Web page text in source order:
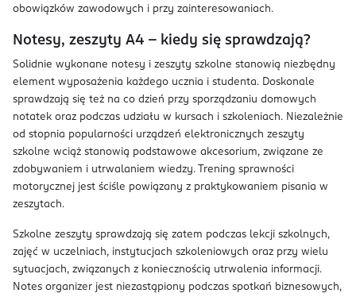
obowiązków zawodowych i przy zainteresowaniach.
Notesy, zeszyty A4 – kiedy się sprawdzają?
Solidnie wykonane notesy i zeszyty szkolne stanowią niezbędny
element wyposażenia każdego ucznia i studenta. Doskonale
sprawdzają się też na co dzień przy sporządzaniu domowych
notatek oraz podczas udziału w kursach i szkoleniach. Niezależnie
od stopnia popularności urządzeń elektronicznych zeszyty
szkolne wciąż stanowią podstawowe akcesorium, związane ze
zdobywaniem i utrwalaniem wiedzy. Trening sprawności
motorycznej jest ściśle powiązany z praktykowaniem pisania w
zeszytach.
Szkolne zeszyty sprawdzają się zatem podczas lekcji szkolnych,
zajęć w uczelniach, instytucjach szkoleniowych oraz przy wielu
sytuacjach, związanych z koniecznością utrwalenia informacji.
Notes organizer jest niezastąpiony podczas spotkań biznesowych,